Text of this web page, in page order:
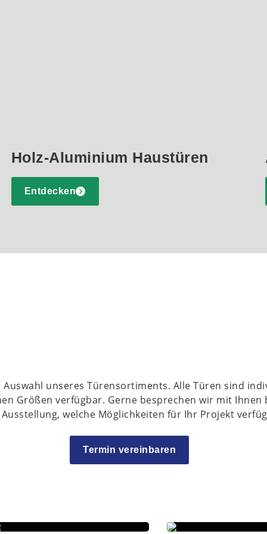
Holz-Aluminium Haustüren
Entdecken
Auswahl unseres Türensortiments. Alle Türen sind
Größen verfügbar. Gerne besprechen wir mit Ihnen
welche Möglichkeiten für Ihr Projekt
Termin vereinbaren